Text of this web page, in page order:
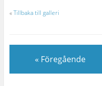
«Tillbaka till galleri
« Föregående